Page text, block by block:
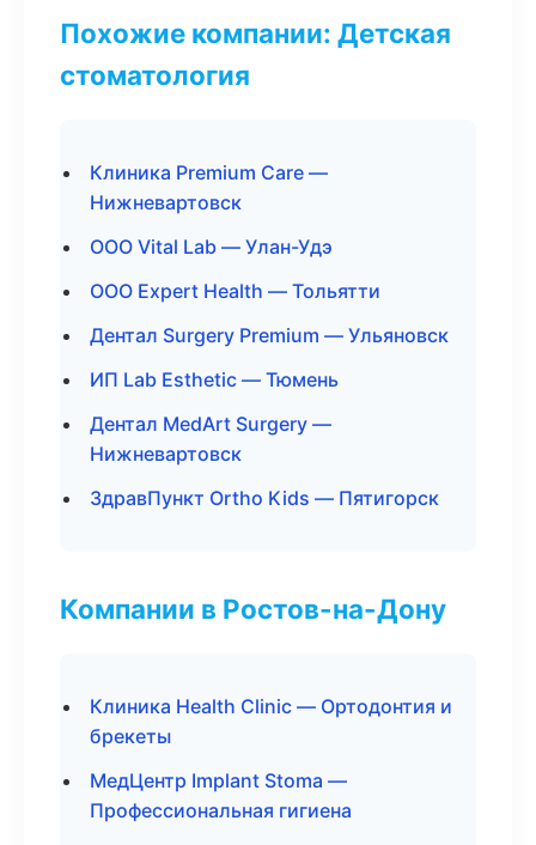
Похожие компании: Детская
стоматология
Клиника Premium Care —
Нижневартовск
ООО Vital Lab — Улан-Удэ
ООО Expert Health — Тольятти
Дентал Surgery Premium — Ульяновск
ИП Lab Esthetic — Тюмень
Дентал MedArt Surgery —
Нижневартовск
ЗдравПункт Ortho Kids — Пятигорск
Компании в Ростов-на-Дону
Клиника Health Clinic — Ортодонтия и
брекеты
МедЦентр Implant Stoma —
Профессиональная гигиена